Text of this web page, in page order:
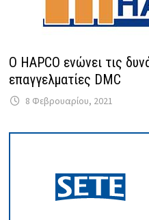
O HAPCO ενώνει τις
επαγγελματίες DMC
8 Φεβρουαρίου, 2021